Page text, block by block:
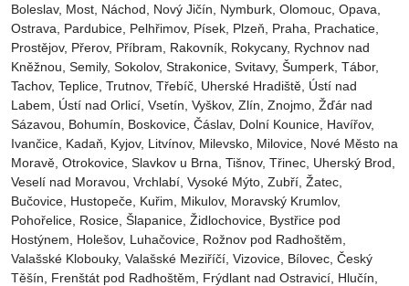
Boleslav‎, Most‎, Náchod‎, Nový Jičín‎, Nymburk‎, Olomouc‎, Opava,
Ostrava‎, Pardubice‎, Pelhřimov‎, Písek‎‎, Plzeň‎‎‎, Praha‎, Prachatice‎,
Prostějov‎, Přerov‎, Příbram‎, Rakovník‎, Rokycany, Rychnov nad
Kněžnou, Semily‎, Sokolov‎, Strakonice, Svitavy, Šumperk, Tábor,
Tachov, Teplice, Trutnov‎, Třebíč, Uherské Hradiště, Ústí nad
Labem‎, Ústí nad Orlicí‎, Vsetín, Vyškov, Zlín, Znojmo, Žďár nad
Sázavou, Bohumín, Boskovice‎, Čáslav‎, Dolní Kounice‎, Havířov‎,
Ivančice‎, Kadaň, Kyjov, Litvínov‎, Milevsko‎, Milovice‎, Nové Město na
Moravě‎, Otrokovice‎‎, Slavkov u Brna‎, Tišnov‎, Třinec‎, Uherský Brod‎,
Veselí nad Moravou‎, Vrchlabí‎, Vysoké Mýto‎, Zubří‎, Žatec‎,
Bučovice, Hustopeče, Kuřim, Mikulov, Moravský Krumlov,
Pohořelice, Rosice, Šlapanice, Židlochovice, Bystřice pod
Hostýnem, Holešov, Luhačovice, Rožnov pod Radhoštěm,
Valašské Klobouky, Valašské Meziříčí, Vizovice, Bílovec, Český
Těšín, Frenštát pod Radhoštěm, Frýdlant nad Ostravicí, Hlučín,